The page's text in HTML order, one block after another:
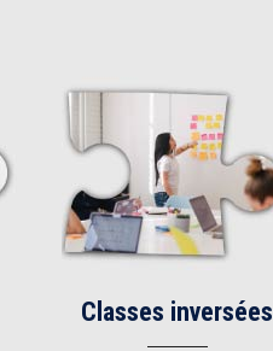
Classes inversées